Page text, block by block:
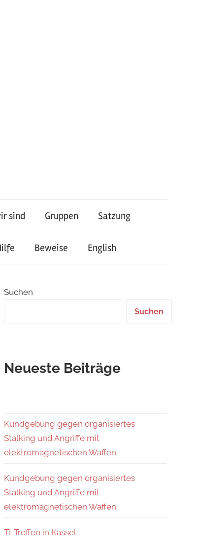
sind Gruppen Satzung
Beweise English
Suchen
Suchen
Neueste Beiträge
Kundgebung gegen organisiertes
Stalking und Angriffe mit
elektromagnetischen Waffen
Kundgebung gegen organisiertes
Stalking und Angriffe mit
elektromagnetischen Waffen
TI-Treffen in Kassel